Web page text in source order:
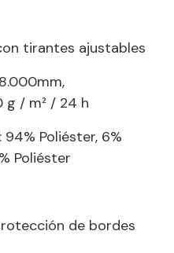
tirantes ajustables
/ m² / 24 h
Poliéster, 6%
Poliéster
de bordes